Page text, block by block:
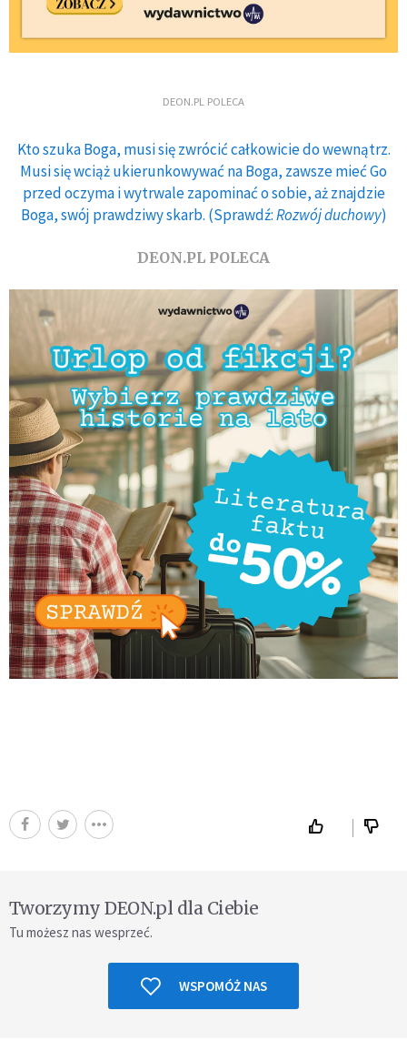
DEON.PL POLECA
Kto szuka Boga, musi się zwrócić całkowicie do wewnątrz.
Musi się wciąż ukierunkowywać na Boga, zawsze mieć Go
przed oczyma i wytrwale zapominać o sobie, aż znajdzie
Boga, swój prawdziwy skarb. (Sprawdź:Rozwój duchowy)
DEON.PL POLECA
Tworzymy DEON.pl dla Ciebie
Tu możesz nas wesprzeć.
WSPOMÓŻ NAS